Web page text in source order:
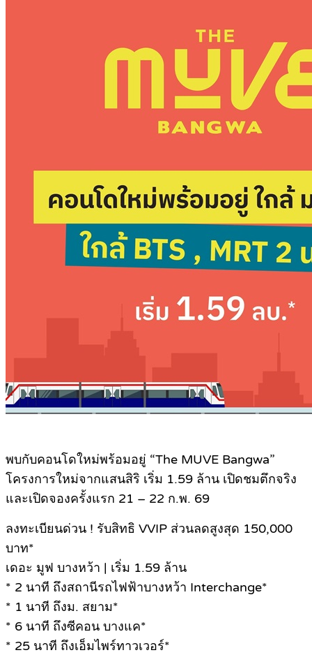
พบกับคอนโดใหม่พร้อมอยู่ “The MUVE Bangwa”
โครงการใหม่จากแสนสิริ เริ่ม 1.59 ล้าน เปิดชมตึกจริง
และเปิดจองครั้งแรก 21 – 22 ก.พ. 69
ลงทะเบียนด่วน ! รับสิทธิ VVIP ส่วนลดสูงสุด 150,000
บาท*
เดอะ มูฟ บางหว้า | เริ่ม 1.59 ล้าน
* 2 นาที ถึงสถานีรถไฟฟ้าบางหว้า Interchange*
* 1 นาที ถึงม. สยาม*
* 6 นาที ถึงซีคอน บางแค*
* 25 นาที ถึงเอ็มไพร์ทาวเวอร์*